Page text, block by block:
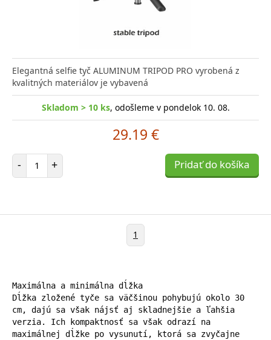
Elegantná selfie tyč ALUMINUM TRIPOD PRO vyrobená z
kvalitných materiálov je vybavená
Skladom > 10 ks, odošleme v pondelok 10. 08.
29.19 €
- Počet položiek
+ Pridať do košíka
1
Maximálna a minimálna dĺžka
Dĺžka zložené tyče sa väčšinou pohybujú okolo 30
cm, dajú sa však nájsť aj skladnejšie a ľahšia
verzia. Ich kompaktnosť sa však odrazí na
maximálnej dĺžke po vysunutí, ktorá sa zvyčajne